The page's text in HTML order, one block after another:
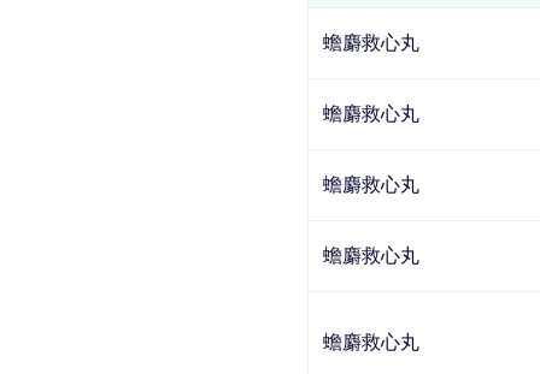
蟾麝救心丸
蟾麝救心丸
蟾麝救心丸
蟾麝救心丸
蟾麝救心丸